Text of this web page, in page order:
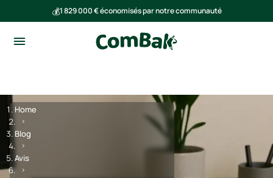
💰1 829 000 € économisés par notre communauté
Home
Blog
Avis